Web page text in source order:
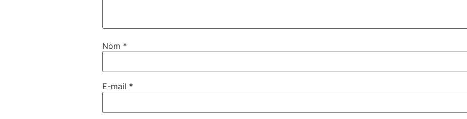
Nom *
E-mail *